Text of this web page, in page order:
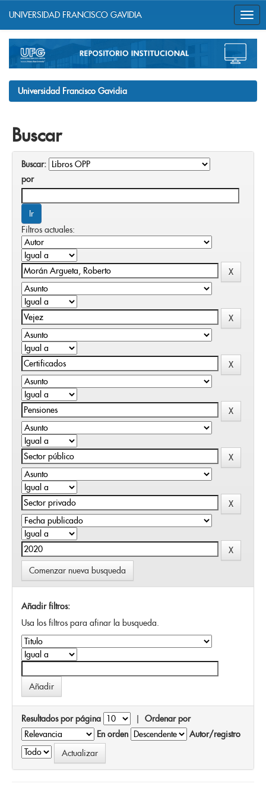
navigation
UNIVERSIDAD FRANCISCO GAVIDIA
Universidad Francisco Gavidia
Buscar
Buscar:
por
Filtros actuales:
Comenzar nueva busqueda
Añadir filtros:
Usa los filtros para afinar la busqueda.
Resultados por página | Ordenar por
En orden
Autor/registro